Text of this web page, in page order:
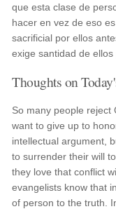
que esta clase de
hacer en vez de eso
sacrificial por ellos
exige santidad de
Thoughts on
So many people reject
want to give up to
intellectual argument,
to surrender their will
they love that conflict
evangelists know that
of person to the truth.